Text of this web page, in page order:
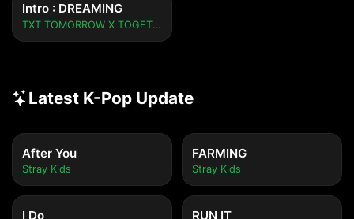
Intro : DREAMING
TXT TOMORROW X TOGETHER
Latest K-Pop Update
After You
Stray Kids
FARMING
Stray Kids
I Do RUN IT